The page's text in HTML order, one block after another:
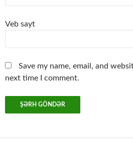
Veb sayt
Save my name, email, and
next time I comment.